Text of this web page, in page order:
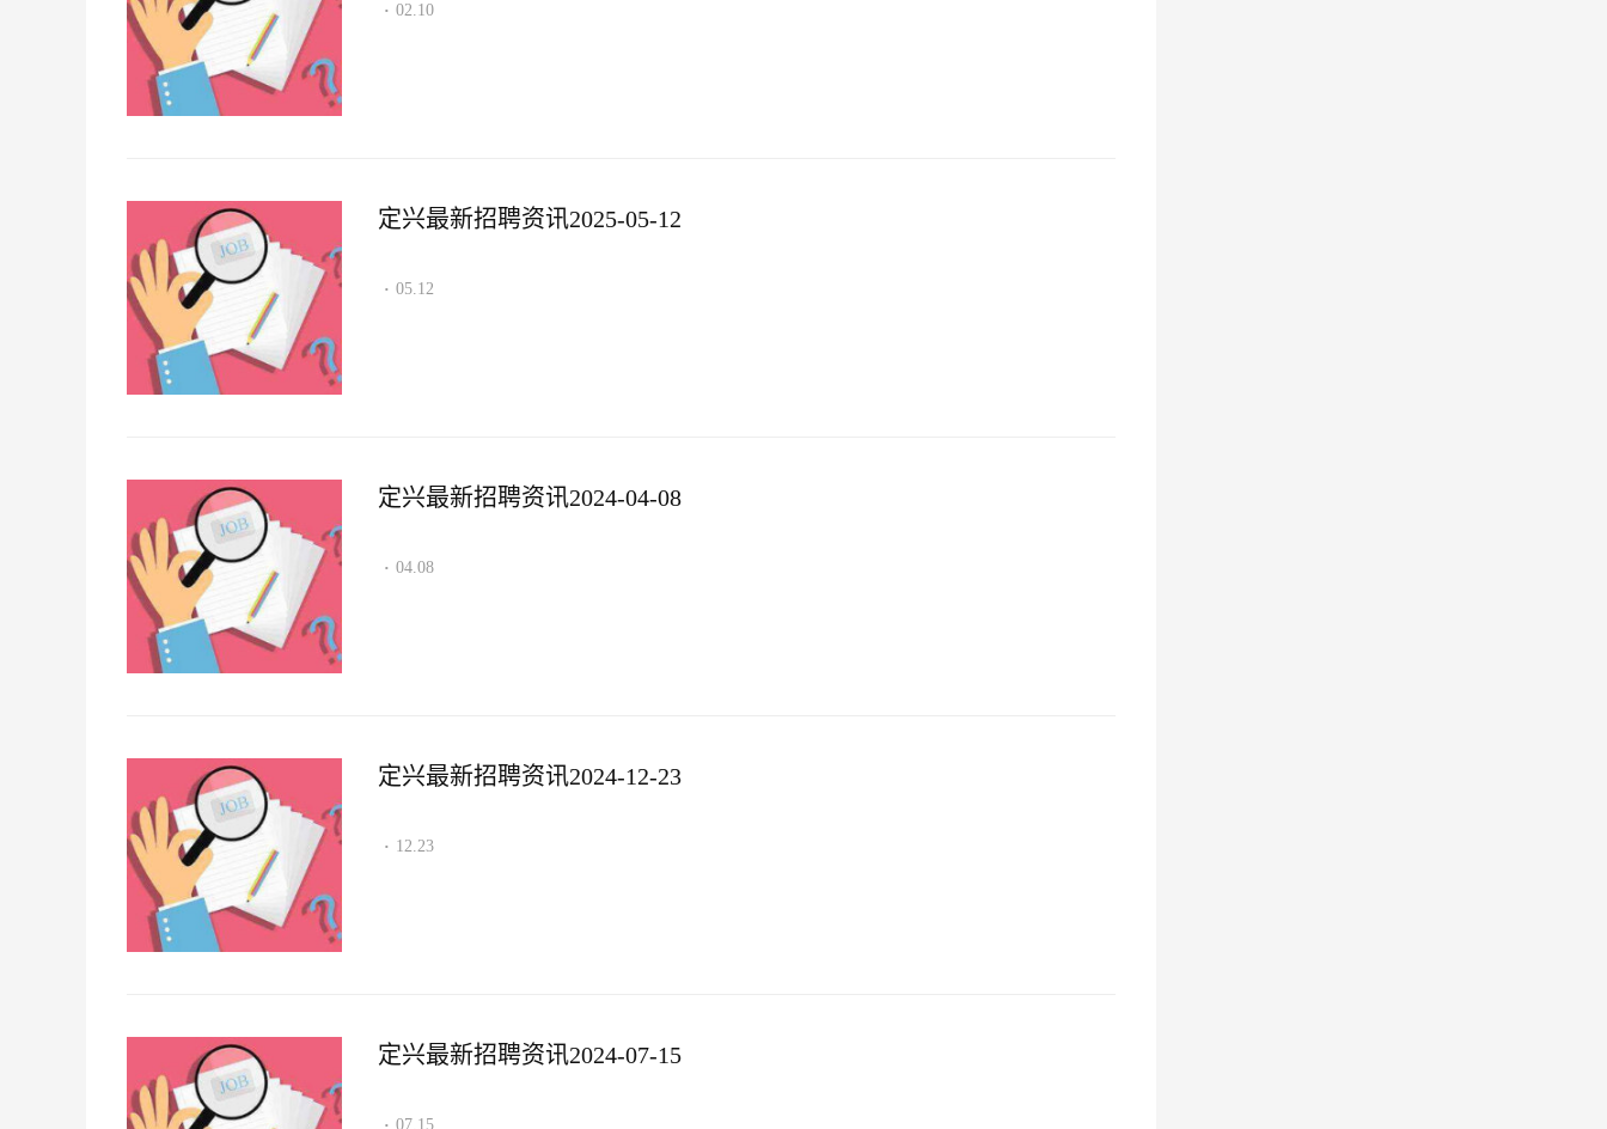
· 02.10
定兴最新招聘资讯2025-05-12
· 05.12
定兴最新招聘资讯2024-04-08
· 04.08
定兴最新招聘资讯2024-12-23
· 12.23
定兴最新招聘资讯2024-07-15
07.15